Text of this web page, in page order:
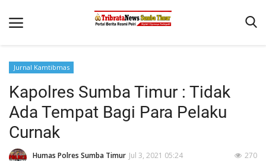
Beranda
Terms & Conditions
Reskrim
Binkam
Jurnal Kamtibmas
Kapolres Sumba Timur : Tidak
Ada Tempat Bagi Para Pelaku
Curnak
Humas Polres Sumba Timur Jul 3, 2021 05:24 270